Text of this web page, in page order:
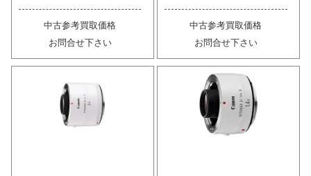
中古参考買取価格
お問合せ下さい
中古参考買取価格
お問合せ下さい